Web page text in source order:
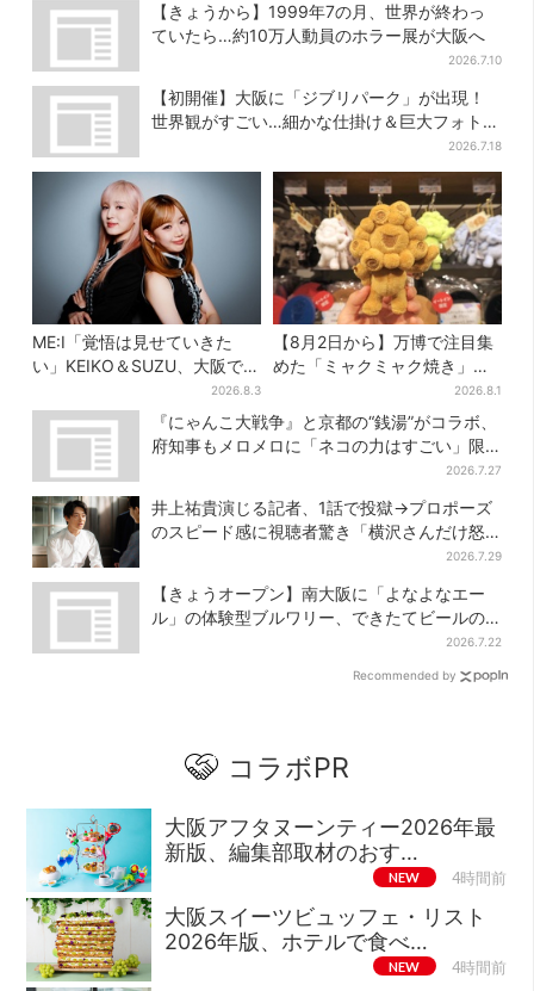
【きょうから】1999年7の月、世界が終わっ
ていたら…約10万人動員のホラー展が大阪へ
2026.7.10
【初開催】大阪に「ジブリパーク」が出現！
世界観がすごい…細かな仕掛け＆巨大フォトス
2026.7.18
ME:I「覚悟は見せていきた
い」KEIKO＆SUZU、大阪で語
る…“日プ女子”からの3年間
と、7人で目指す夢
2026.8.3
【8月2日から】万博で注目集
めた「ミャクミャク焼き」初
グッズ化！大阪・梅田だけの
新商品が登場
2026.8.1
『にゃんこ大戦争』と京都の“銭湯”がコラボ、
府知事もメロメロに「ネコの力はすごい」限
2026.7.27
井上祐貴演じる記者、1話で投獄→プロポーズ
のスピード感に視聴者驚き「横沢さんだけ怒
2026.7.29
【きょうオープン】南大阪に「よなよなエー
ル」の体験型ブルワリー、できたてビールの
2026.7.22
Recommended by
コラボPR
大阪アフタヌーンティー2026年最
新版、編集部取材のおす…
NEW 4時間前
大阪スイーツビュッフェ・リスト
2026年版、ホテルで食べ…
NEW 4時間前